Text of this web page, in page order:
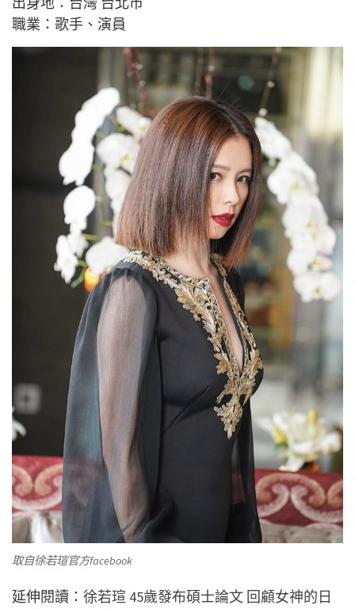
職業：歌手、演員
取自徐若瑄官方facebook
延伸閱讀： 徐若瑄 45歲發布碩士論文 回顧女神的日